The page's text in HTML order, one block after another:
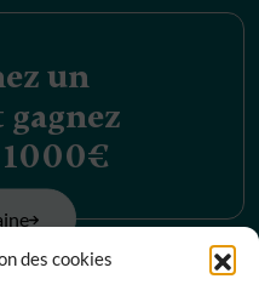
des cookies
un